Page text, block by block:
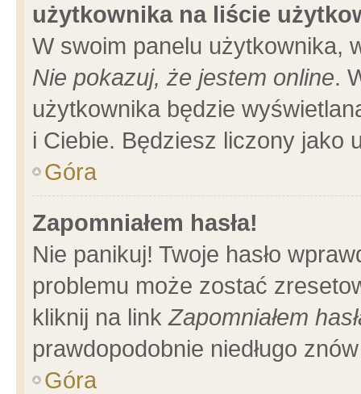
użytkownika na liście
W swoim panelu użytkownika,
Nie pokazuj, że jestem online.
użytkownika będzie
i Ciebie. Będziesz liczony jako
Góra
Zapomniałem hasła!
Nie panikuj! Twoje hasło
problemu może zostać
kliknij na linkZapomniałem
prawdopodobnie niedługo
Góra